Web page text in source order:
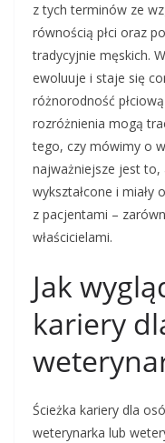
z tych terminów ze
równością płci oraz
tradycyjnie męskich.
ewoluuje i staje się
różnorodność
rozróżnienia mogą
tego, czy mówimy o
najważniejsze jest to,
wykształcone i
z pacjentami –
właścicielami.
Jak
kariery
Ścieżka kariery dla
weterynarka lub